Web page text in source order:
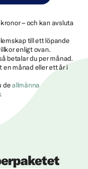
– och kan avsluta
till ett löpande
enligt ovan.
betalar du per månad.
månad eller ett år i
deallmänna
.